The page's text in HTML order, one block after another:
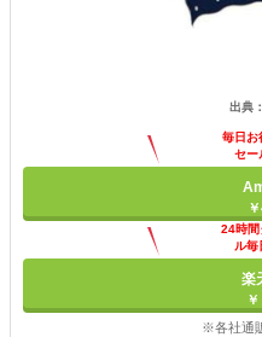
出典：
毎日お
セー
24時間
ル毎
楽
※各社通